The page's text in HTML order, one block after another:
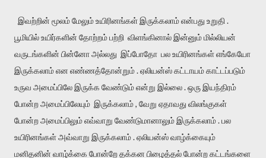
இவற்றின் மூலம் மேலும் உயிரினங்கள் இருக்கலாம் என்பது உறுதி .
பூமியில் உயிர்களின் தோற்றம் பற்றி விளங்கினால் இன்னும் மில்லியன்
வருடங்களின் பின்னோ அல்லது இப்போதோ பல உயிரினங்கள் எங்கேயோ
இருக்கலாம் என எண்ணத்தோன்றும் . ஏலியன்ஸ் கட்டாயம் காட்டப்படும்
உருவ அமைப்பிலே இருக்க வேண்டும் என்று இல்லை . ஒரு இயந்திரம்
போன்ற அமைப்பிலேயும் இருக்கலாம் , வேறு ஏதாவது விலங்குகள்
போன்ற அமைப்பிலும் எவ்வாறு வேண்டுமானாலும் இருக்கலாம் . பல
உயிரினங்கள் அவ்வாறு இருக்கலாம் . ஏலியன்ஸ் வாழ்க்கையும்
மனிதனின் வாழ்க்கை போன்றே தக்கன பிழைத்தல் போன்ற கட்டங்களை